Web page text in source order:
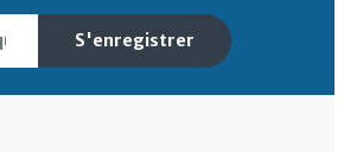
S'enregistrer